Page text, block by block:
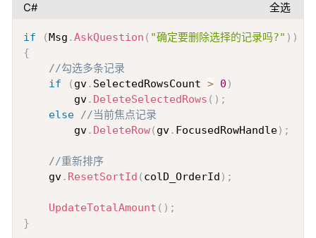
C# 全选
if (Msg .AskQuestion ( "确定要删除选择的记录吗?" ) )
{
//勾选多条记录
if
( gv. SelectedRowsCount > 0 )
        gv
. DeleteSelectedRows ( ) ;
else //当前焦点记录
        gv
. DeleteRow( gv. FocusedRowHandle) ;
//重新排序
    gv
. ResetSortId ( colD_OrderId ) ;
UpdateTotalAmount ( ) ;
}